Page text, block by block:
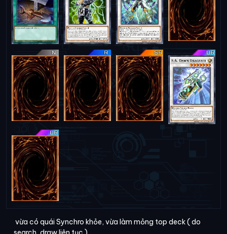
vừa có quái Synchro khỏe, vừa làm mỏng top deck ( do